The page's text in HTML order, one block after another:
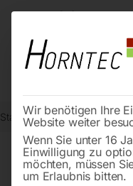
Start Werkstatttechnik
Wir benötigen Ihre
Website weiter
Wenn Sie unter 16
Einwilligung zu
möchten, müssen
um Erlaubnis bitten.